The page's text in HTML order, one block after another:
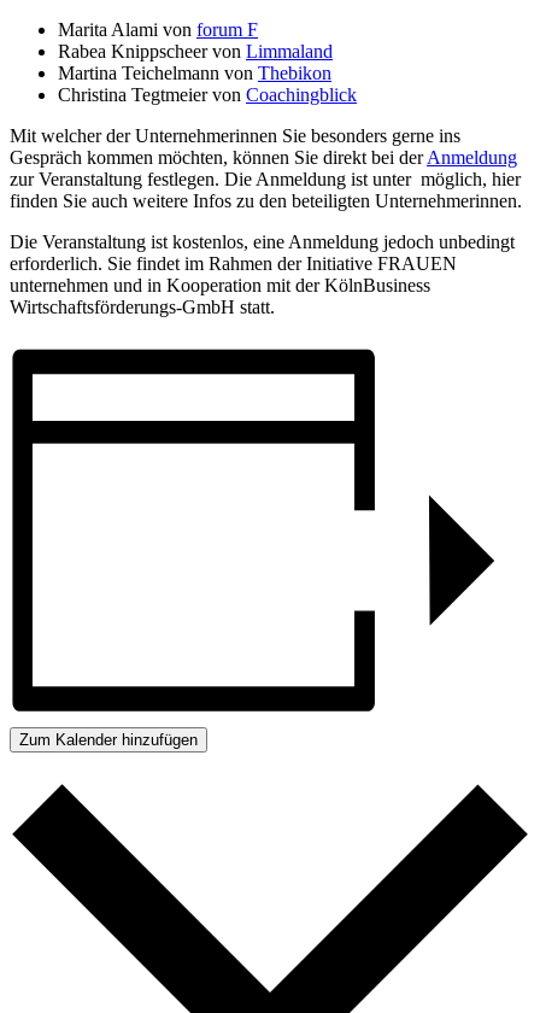
Marita Alami von forum F
Rabea Knippscheer von Limmaland
Martina Teichelmann von Thebikon
Christina Tegtmeier von Coachingblick
Mit welcher der Unternehmerinnen Sie besonders gerne ins
Gespräch kommen möchten, können Sie direkt bei derAnmeldung
zur Veranstaltung festlegen. Die Anmeldung ist unter möglich, hier
finden Sie auch weitere Infos zu den beteiligten Unternehmerinnen.
Die Veranstaltung ist kostenlos, eine Anmeldung jedoch unbedingt
erforderlich. Sie findet im Rahmen der Initiative FRAUEN
unternehmen und in Kooperation mit der KölnBusiness
Wirtschaftsförderungs-GmbH statt.
Zum Kalender hinzufügen